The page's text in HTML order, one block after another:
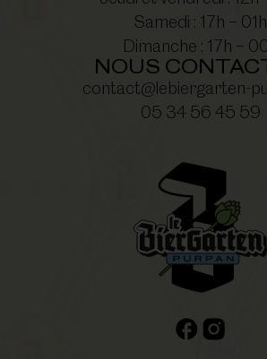
Samedi : 17h – 01h
Dimanche : 17h –
NOUS
contact@lebiergarten-
05 34 56 45 59